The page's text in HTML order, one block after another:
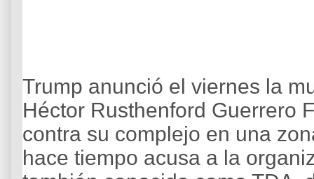
Trump anunció el viernes la
Héctor Rusthenford Guerrero
contra su complejo en una
hace tiempo acusa a la